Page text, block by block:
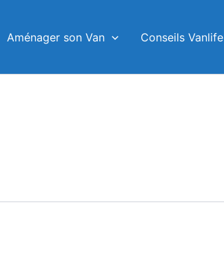
Aménager son Van Conseils Vanlife